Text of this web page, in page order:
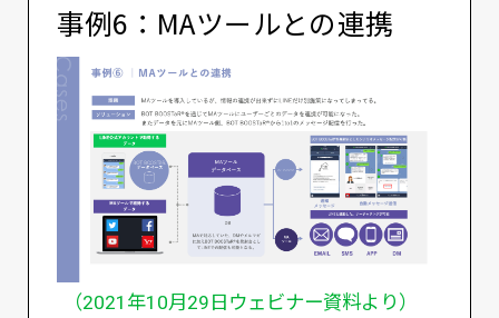
事例6：MAツールとの連携
（2021年10月29日ウェビナー資料より）